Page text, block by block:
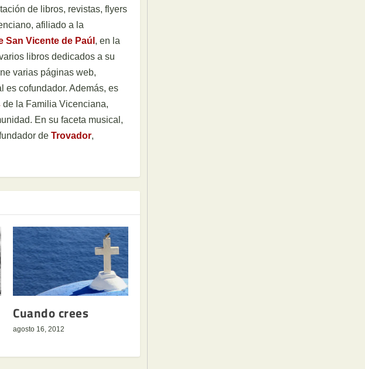
de libros, revistas, flyers
afiliado a la
San Vicente de Paúl , en la
libros dedicados a su
varias páginas web,
es cofundador. Además, es
de la Familia Vicenciana,
En su faceta musical,
de Trovador,
Cuando crees
agosto 16, 2012